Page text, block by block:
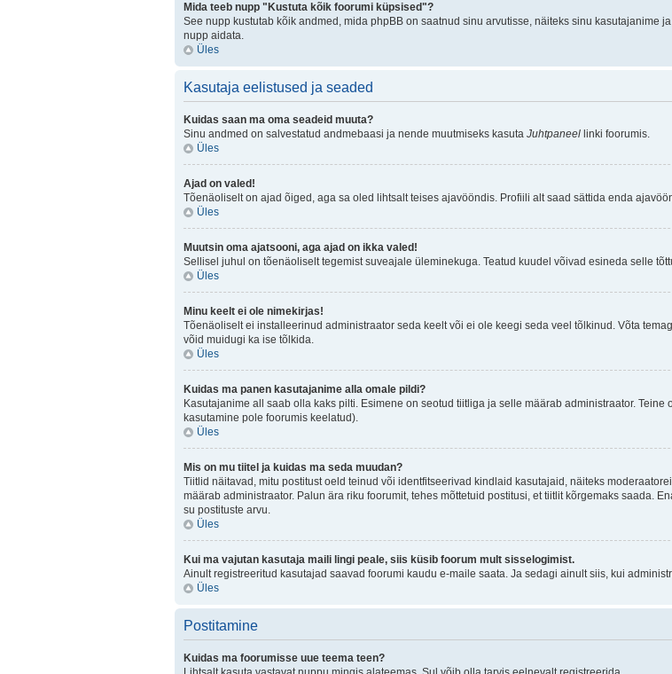
Mida teeb nupp "Kustuta kõik foorumi küpsised"?
See nupp kustutab kõik andmed, mida phpBB on saatnud sinu arvutisse, näiteks sinu kasutajanime
nupp aidata.
Üles
Kasutaja eelistused ja seaded
Kuidas saan ma oma seadeid muuta?
Sinu andmed on salvestatud andmebaasi ja nende muutmiseks kasuta Juhtpaneel linki foorumis.
Üles
Ajad on valed!
Tõenäoliselt on ajad õiged, aga sa oled lihtsalt teises ajavööndis. Profiili alt saad sättida enda
Üles
Muutsin oma ajatsooni, aga ajad on ikka valed!
Sellisel juhul on tõenäoliselt tegemist suveajale üleminekuga. Teatud kuudel võivad esineda selle
Üles
Minu keelt ei ole nimekirjas!
Tõenäoliselt ei installeerinud administraator seda keelt või ei ole keegi seda veel tõlkinud. Võta
võid muidugi ka ise tõlkida.
Üles
Kuidas ma panen kasutajanime alla omale pildi?
Kasutajanime all saab olla kaks pilti. Esimene on seotud tiitliga ja selle määrab administraator. Teine
kasutamine pole foorumis keelatud).
Üles
Mis on mu tiitel ja kuidas ma seda muudan?
Tiitlid näitavad, mitu postitust oeld teinud või identfitseerivad kindlaid kasutajaid, näiteks
määrab administraator. Palun ära riku foorumit, tehes mõttetuid postitusi, et tiitlit kõrgemaks saada.
su postituste arvu.
Üles
Kui ma vajutan kasutaja maili lingi peale, siis küsib foorum mult sisselogimist.
Ainult registreeritud kasutajad saavad foorumi kaudu e-maile saata. Ja sedagi ainult siis, kui
Üles
Postitamine
Kuidas ma foorumisse uue teema teen?